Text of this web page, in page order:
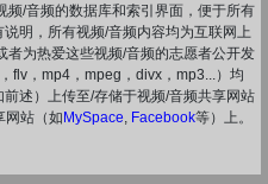
频/音频的数据库和索引界面，便于所有
明，所有视频/音频内容均为互联网上
者为热爱这些视频/音频的志愿者公开发
flv，mp4，mpeg，divx，mp3...）均
述）上传至/存储于视频/音频共享网站
网站（如MySpace Facebook等）上。